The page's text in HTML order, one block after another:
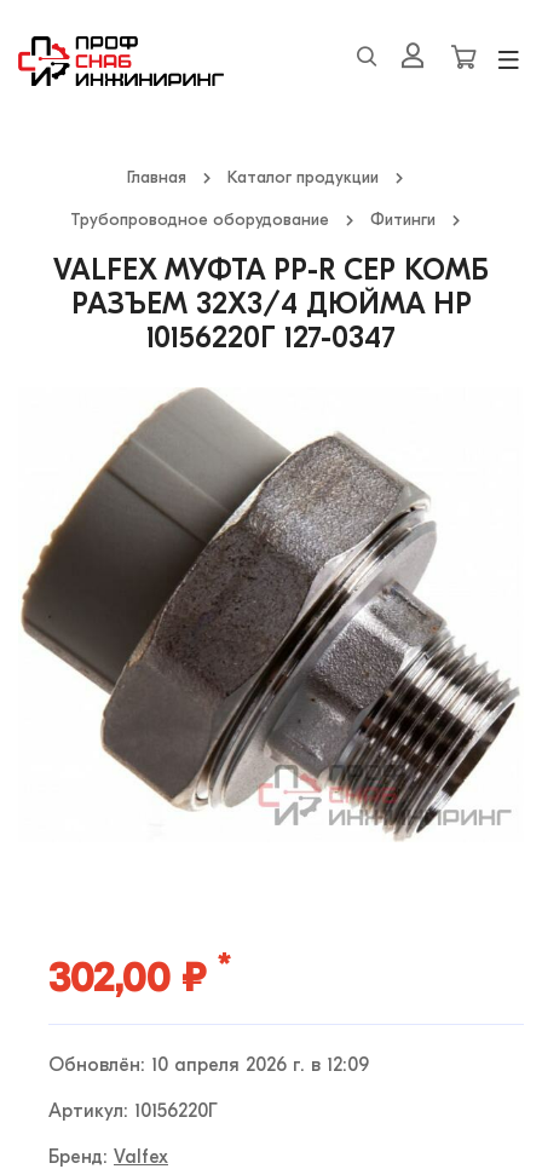
Главная Каталог продукции
Трубопроводное оборудование Фитинги
VALFEX МУФТА PP-R СЕР КОМБ
РАЗЪЕМ 32Х3/4 ДЮЙМА НР
10156220Г 127-0347
302,00 ₽ *
Обновлён: 10 апреля 2026 г. в 12:09
Артикул: 10156220Г
Бренд: Valfex